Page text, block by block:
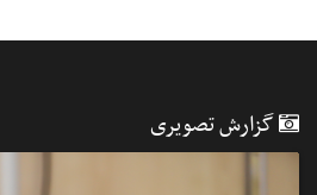
گزارش تصویری